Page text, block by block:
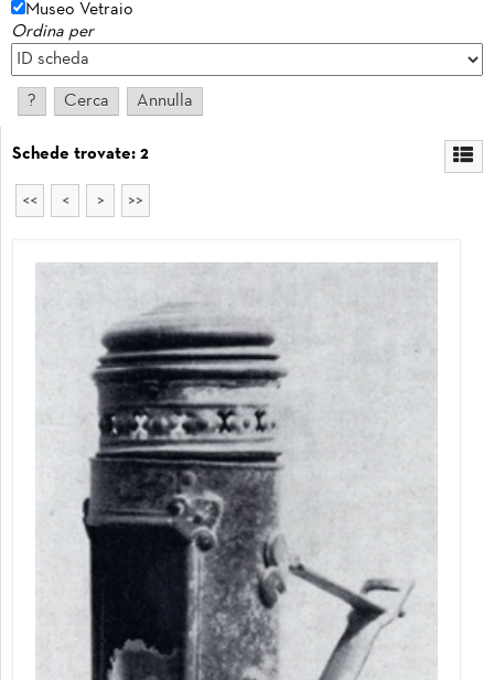
Museo Vetraio
Ordina per
Schede trovate: 2
<< < > >>